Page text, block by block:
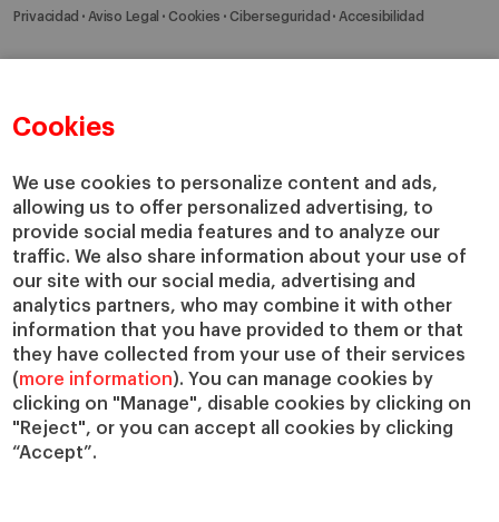
Cookies
We use cookies to personalize content and ads,
allowing us to offer personalized advertising, to
provide social media features and to analyze our
traffic. We also share information about your use of
our site with our social media, advertising and
analytics partners, who may combine it with other
information that you have provided to them or that
they have collected from your use of their services
(more information). You can manage cookies by
clicking on "Manage", disable cookies by clicking on
"Reject", or you can accept all cookies by clicking
“Accept”.
Privacidad Aviso Legal Cookies Ciberseguridad Accesibilidad